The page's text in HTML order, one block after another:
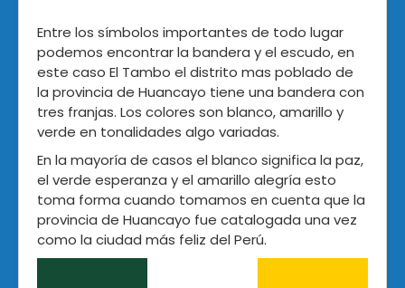
Entre los símbolos importantes de todo lugar
podemos encontrar la bandera y el escudo, en
este caso El Tambo el distrito mas poblado de
la provincia de Huancayo tiene una bandera con
tres franjas. Los colores son blanco, amarillo y
verde en tonalidades algo variadas.
En la mayoría de casos el blanco significa la paz,
el verde esperanza y el amarillo alegría esto
toma forma cuando tomamos en cuenta que la
provincia de Huancayo fue catalogada una vez
como la ciudad más feliz del Perú.